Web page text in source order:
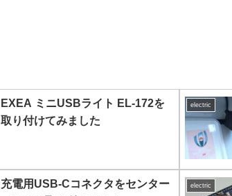
EXEA ミニUSBライト EL-172を
取り付けてみました
electric
充電用USB-Cコネクタをセンター
electric